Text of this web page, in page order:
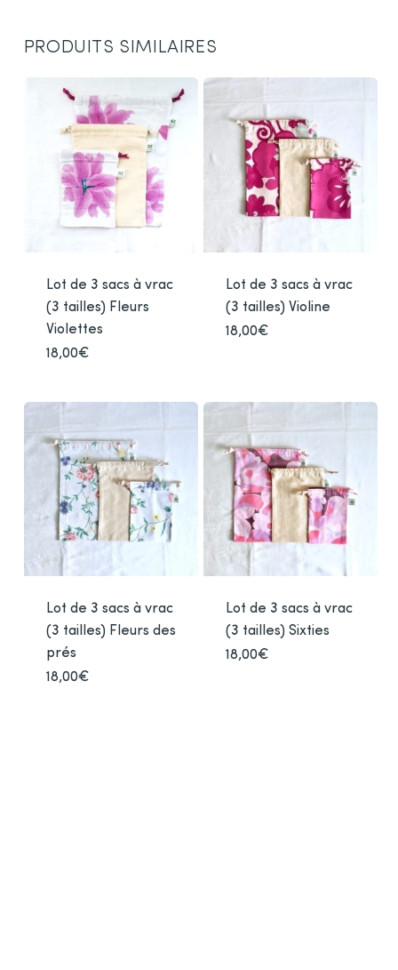
PRODUITS SIMILAIRES
Lot de 3 sacs à vrac
(3 tailles) Fleurs
Violettes
18,00€
Lot de 3 sacs à vrac
(3 tailles) Violine
18,00€
Lot de 3 sacs à vrac
(3 tailles) Fleurs des
prés
18,00€
Lot de 3 sacs à vrac
(3 tailles) Sixties
18,00€